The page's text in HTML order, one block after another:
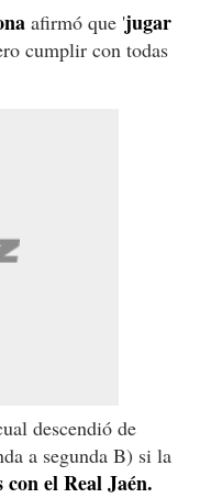
afirmó que 'jugar
cumplir con todas
descendió de
a segunda B) si la
con el Real Jaén.